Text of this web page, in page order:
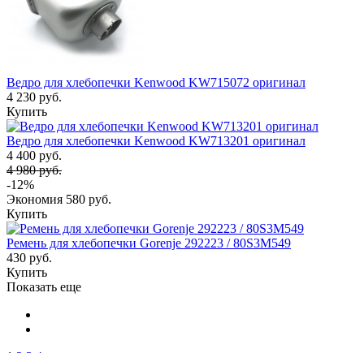
Ведро для хлебопечки Kenwood KW715072 оригинал
4 230 руб.
Купить
Ведро для хлебопечки Kenwood KW713201 оригинал
4 400 руб.
4 980 руб.
-12%
Экономия 580 руб.
Купить
Ремень для хлебопечки Gorenje 292223 / 80S3M549
430 руб.
Купить
Показать еще